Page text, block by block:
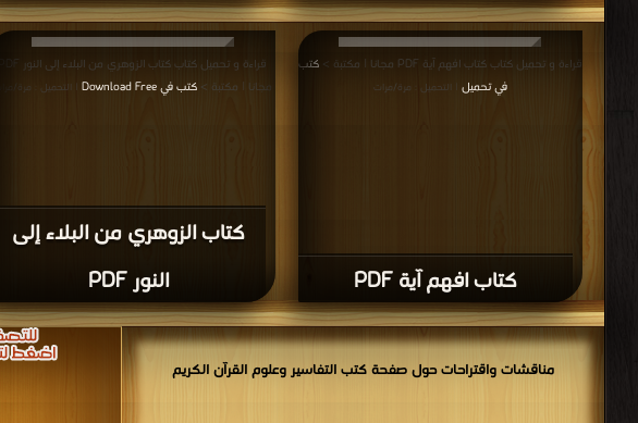
كتاب الزوهري من البلاء إلى
النور PDF
مجانا | مكتبة >كتب في Download Free | التحميل : مرة/مرات
كتاب افهم آية PDF
قراءة و تحميل كتاب كتاب افهم آية PDF مجانا | مكتبة >
كتب
في تحميل
| التحميل : مرة/مرات
مناقشات واقتراحات حول صفحة كتب التفاسير وعلوم القرآن الكريم